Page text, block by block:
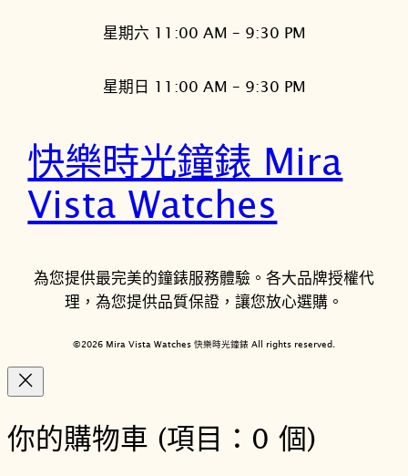
星期六 11:00 AM – 9:30 PM
星期日 11:00 AM – 9:30 PM
快樂時光鐘錶 Mira
Vista Watches
為您提供最完美的鐘錶服務體驗。各大品牌授權代
理，為您提供品質保證，讓您放心選購。
©2026 Mira Vista Watches 快樂時光鐘錶 All rights reserved.
你的購物車 (項目：0 個)